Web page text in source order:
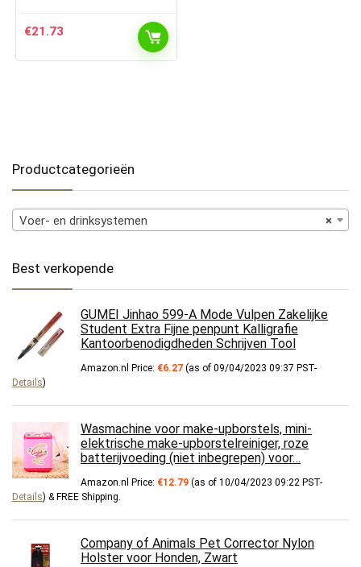
€21.73
Productcategorieën
×
Voer- en drinksystemen
Best verkopende
GUMEI Jinhao 599-A Mode Vulpen Zakelijke
Student Extra Fijne penpunt Kalligrafie
Kantoorbenodigdheden Schrijven Tool
Amazon.nl Price: €6.27 (as of 09/04/2023 09:37 PST-
Details)
Wasmachine voor make-upborstels, mini-
elektrische make-upborstelreiniger, roze
batterijvoeding (niet inbegrepen) voor…
Amazon.nl Price: €12.79 (as of 10/04/2023 09:22 PST-
Details) & FREE Shipping.
Company of Animals Pet Corrector Nylon
Holster voor Honden, Zwart